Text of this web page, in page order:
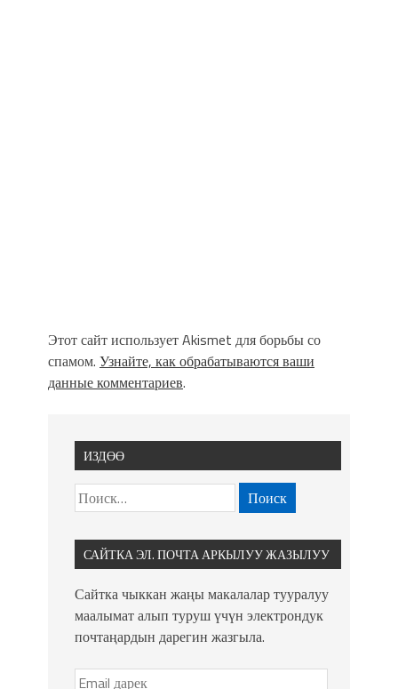
Этот сайт использует Akismet для борьбы со
спамом. Узнайте, как обрабатываются ваши
данные комментариев.
ИЗДӨӨ
САЙТКА ЭЛ. ПОЧТА АРКЫЛУУ ЖАЗЫЛУУ
Сайтка чыккан жаңы макалалар тууралуу
маалымат алып туруш үчүн электрондук
почтаңардын дарегин жазгыла.